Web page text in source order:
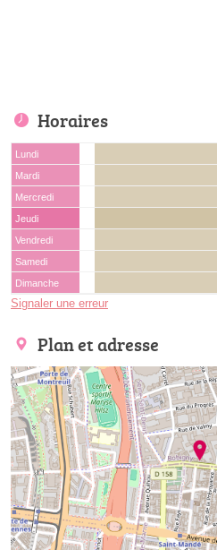
Horaires
Lundi
Mardi
Mercredi
Jeudi
Vendredi
Samedi
Dimanche
Signaler une erreur
Plan et adresse